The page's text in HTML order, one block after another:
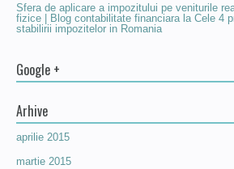
Sfera de aplicare a impozitului pe veniturile
fizice | Blog contabilitate financiara la Cele 4
stabilirii impozitelor in Romania
Google +
Arhive
aprilie 2015
martie 2015